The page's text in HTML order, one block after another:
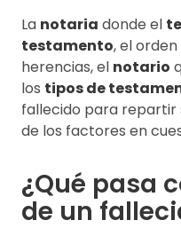
La notaria donde el
testamento, el orden
herencias, el notario
los tipos de
fallecido para repartir
de los factores en
¿Qué pasa
de un